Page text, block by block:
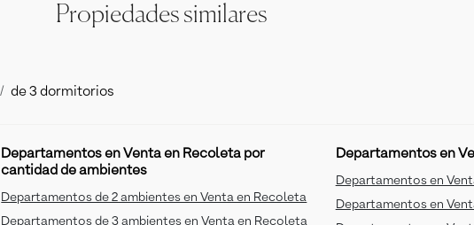
Propiedades similares
de 3 dormitorios
Departamentos en Venta en Recoleta por
cantidad de ambientes
Departamentos de 2 ambientes en Venta en Recoleta
Departamentos de 3 ambientes en Venta en Recoleta
Departamentos en
Departamentos en
Departamentos en